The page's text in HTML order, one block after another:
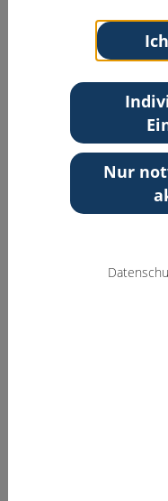
Nur
Zentrum Mainz
Auf der Steig 16
Rheinland-Pfalz
Zurück zur Übersicht